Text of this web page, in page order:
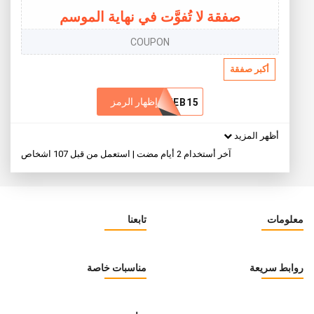
أكبر صفقة
إظهار الرمز WEB15
صفقة لا تُفوَّت في نهاية الموسم
COUPON
أظهر المزيد
آخر أستخدام 2 أيام مضت | استعمل من قبل 107 اشخاص
تابعنا معلومات
مناسبات خاصة روابط سريعة